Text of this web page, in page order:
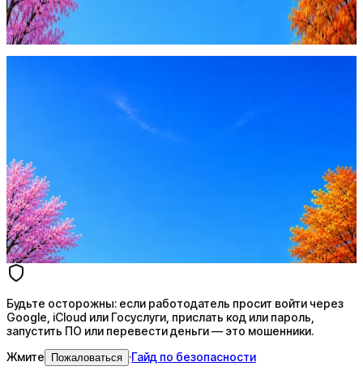
запустить ПО или перевести деньги — это мошенники.
Жмите Пожаловаться
Стратегия поиска с AI: рынки, позиции, вилка, каналы
Будьте осторожны: если работодатель просит войти через
Google, iCloud или Госуслуги, прислать код или пароль,
запустить ПО или перевести деньги — это мошенники.
Жмите
Пожаловаться ·Гайд по безопасности